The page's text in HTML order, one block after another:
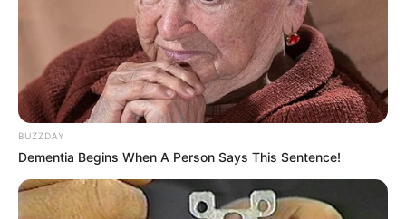
BUZZDAY
Dementia Begins When A Person Says This Sentence!